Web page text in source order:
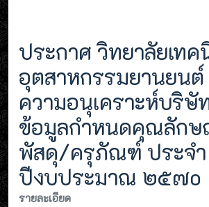
ประกาศ วิทยาลัยเทค
อุตสาหกรรมยานยนต์
ความอนุเคราะห์บริ
ข้อมูลกำหนดคุณลักษ
พัสดุ/ครุภัณฑ์ ประจำ
ปีงบประมาณ ๒๕๗o
รายละเอียด